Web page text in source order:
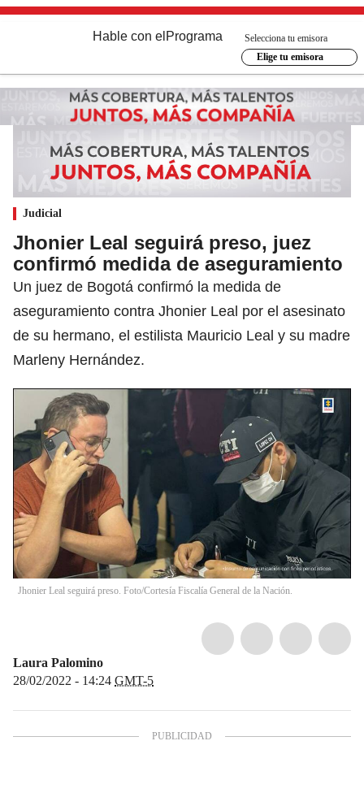
Hable con el Programa
Selecciona tu emisora
Elige tu emisora
Judicial
Jhonier Leal seguirá preso, juez
confirmó medida de aseguramiento
Un juez de Bogotá confirmó la medida de
aseguramiento contra Jhonier Leal por el asesinato
de su hermano, el estilista Mauricio Leal y su madre
Marleny Hernández.
Jhonier Leal seguirá preso. Foto/Cortesía Fiscalía General de la Nación.
Laura Palomino
28/02/2022 - 14:24 GMT-5